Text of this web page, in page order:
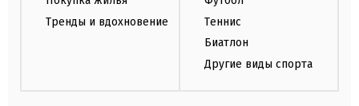
Тренды и вдохновение
Теннис
Биатлон
Другие виды спорта